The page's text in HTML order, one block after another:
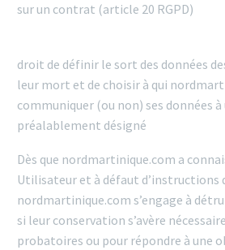
sur un contrat (article 20 RGPD)
droit de définir le sort des données
leur mort et de choisir à qui
communiquer (ou non) ses données à
préalablement désigné
Dès que nordmartinique.com a
Utilisateur et à défaut d’instructions
nordmartinique.com s’engage à
si leur conservation s’avère
probatoires ou pour répondre à une